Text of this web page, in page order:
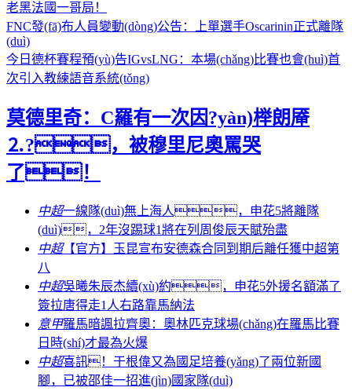
老黑法國一哥局！
FNC發(fā)布人員變動(dòng)公告：上單選手Oscarinin正式離隊
(duì)
今日德杯賽程預(yù)告IGvsLNG：本場(chǎng)比賽也會(huì)首
次引入教練語音系統(tǒng)
莫德里奇：C羅有一次因?yàn)榉朗厣
⒉?，被穆里尼奧罵哭
了！
中超一線隊(duì)無上海人，申花5將離隊
(duì)，2年沒踢球1將在列周俊辰天賦殆盡
中超【官方】玉昆宣布安德森合同到期后離任獲中超第
八
中超吳曦朱辰杰續(xù)約，申花5外援名額滿了
簽拉唐得走1人右路靠馬納法
意甲羅馬暗諷拉齊奧：奧林匹克球場(chǎng)在羅馬比賽
日時(shí)才最為火爆
中超喜訊！于根偉又為國足培養(yǎng)了兩位新國
腳，已被邵佳一招進(jìn)國家隊(duì)